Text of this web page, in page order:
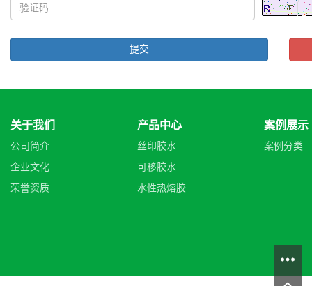
关于我们
公司简介
企业文化
荣誉资质
产品中心
丝印胶水
可移胶水
水性热熔胶
案例展示
案例分类